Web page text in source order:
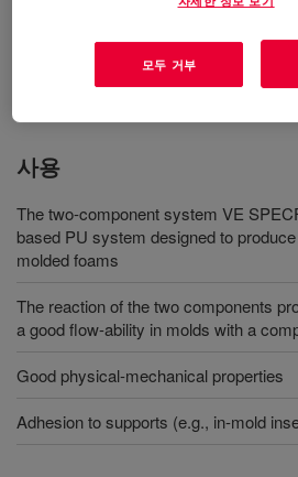
visco elastic foams to damp the
frequencies. This solution offers
emission interiors, fast curing
flowability with wide process
사용
The two-component system VE
based PU system designed to
molded foams
The reaction of the two components
a good flow-ability in molds with a
Good physical-mechanical properties
Adhesion to supports (e.g., in-mold
모두 거부